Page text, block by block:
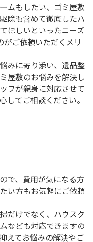
ムもしたい、ゴミ屋敷
除も含めて徹底したハ
ほしいといったニーズ
がご依頼いただくメリ
みに寄り添い、遺品整
屋敷のお悩みを解決し
フが親身に対応させて
してご相談ください。
で、費用が気になる方
い方もお気軽にご依頼
だけでなく、ハウスク
なども対応できますの
えてお悩みの解決やご